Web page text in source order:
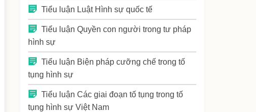
Tiểu luận Luật Hình sự quốc tế
Tiểu luận Quyền con người trong tư pháp
hình sự
Tiểu luận Biện pháp cưỡng chế trong tố
tụng hình sự
Tiểu luận Các giai đoạn tố tụng trong tố
tụng hình sự Việt Nam